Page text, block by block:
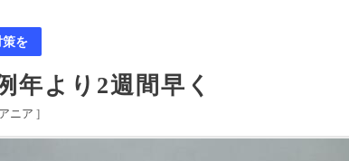
策を
年より2週間早く
ニア ]